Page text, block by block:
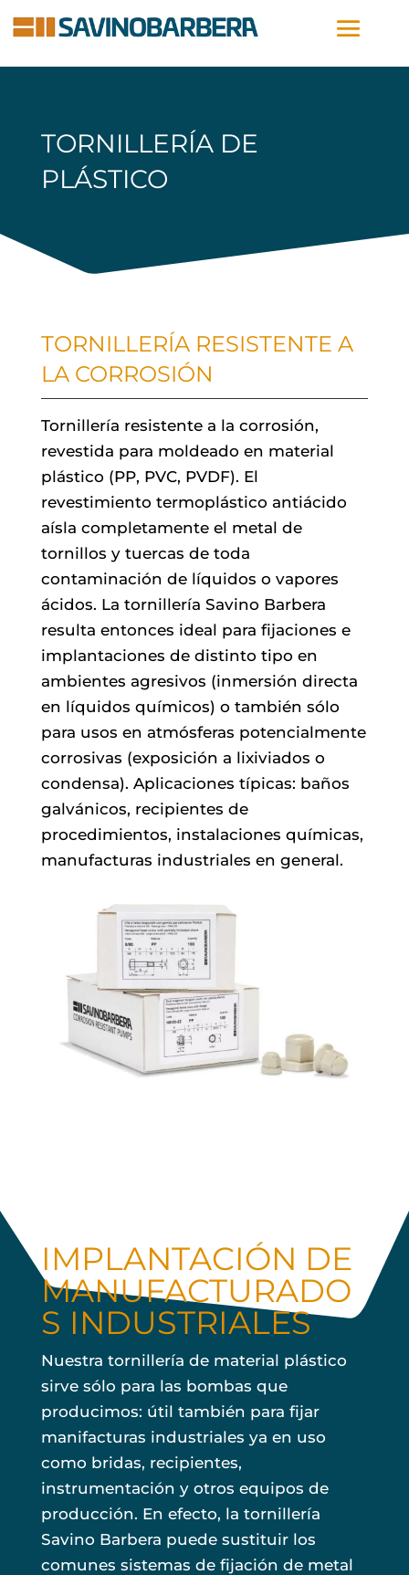
TORNILLERÍA DE
PLÁSTICO
TORNILLERÍA RESISTENTE A
LA CORROSIÓN
Tornillería resistente a la corrosión,
revestida para moldeado en material
plástico (PP, PVC, PVDF). El
revestimiento termoplástico antiácido
aísla completamente el metal de
tornillos y tuercas de toda
contaminación de líquidos o vapores
ácidos. La tornillería Savino Barbera
resulta entonces ideal para fijaciones e
implantaciones de distinto tipo en
ambientes agresivos (inmersión directa
en líquidos químicos) o también sólo
para usos en atmósferas potencialmente
corrosivas (exposición a lixiviados o
condensa). Aplicaciones típicas: baños
galvánicos, recipientes de
procedimientos, instalaciones químicas,
manufacturas industriales en general.
IMPLANTACIÓN DE
MANUFACTURADO
S INDUSTRIALES
Nuestra tornillería de material plástico
sirve sólo para las bombas que
producimos: útil también para fijar
manifacturas industriales ya en uso
como bridas, recipientes,
instrumentación y otros equipos de
producción. En efecto, la tornillería
Savino Barbera puede sustituir los
comunes sistemas de fijación de metal